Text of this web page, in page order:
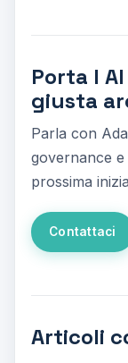
Porta l
giusta
Parla con
governance
prossima
Contattaci
Articoli